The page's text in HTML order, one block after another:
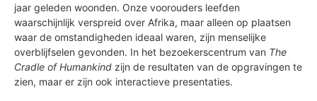
jaar geleden woonden. Onze voorouders leefden
waarschijnlijk verspreid over Afrika, maar alleen op plaatsen
waar de omstandigheden ideaal waren, zijn menselijke
overblijfselen gevonden. In het bezoekerscentrum van The
Cradle of Humankind zijn de resultaten van de opgravingen te
zien, maar er zijn ook interactieve presentaties.